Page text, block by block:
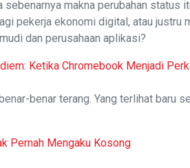
makna perubahan status
pekerja ekonomi digital, atau justru
dan perusahaan aplikasi?
Ketika Chromebook Menjadi
benar terang. Yang terlihat baru
Pernah Mengaku Kosong